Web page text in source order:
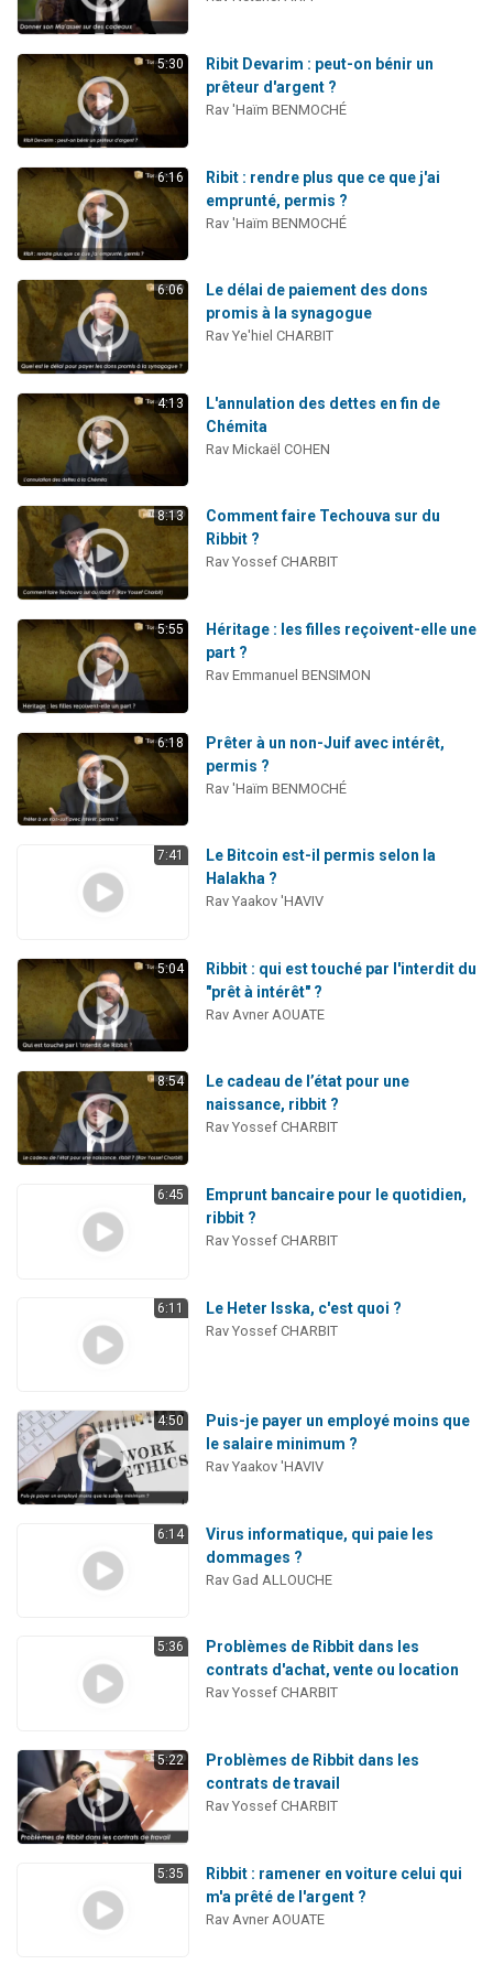
Dovan vient de donner son Maasser
Malgorzata vient de donner son Maasser
5:30
Ribit Devarim : peut-on bénir un
prêteur d'argent ?
Rav 'Haïm BENMOCHÉ
6:16
Ribit : rendre plus que ce que j'ai
emprunté, permis ?
Rav 'Haïm BENMOCHÉ
6:06
Le délai de paiement des dons
promis à la synagogue
Rav Ye'hiel CHARBIT
4:13
L'annulation des dettes en fin de
Chémita
Rav Mickaël COHEN
8:13
Comment faire Techouva sur du
Ribbit ?
Rav Yossef CHARBIT
5:55
Héritage : les filles reçoivent-elle une
part ?
Rav Emmanuel BENSIMON
6:18
Prêter à un non-Juif avec intérêt,
permis ?
Rav 'Haïm BENMOCHÉ
7:41
Le Bitcoin est-il permis selon la
Halakha ?
Rav Yaakov 'HAVIV
5:04
Ribbit : qui est touché par l'interdit du
"prêt à intérêt" ?
Rav Avner AOUATE
8:54
Le cadeau de l’état pour une
naissance, ribbit ?
Rav Yossef CHARBIT
6:45
Emprunt bancaire pour le quotidien,
ribbit ?
Rav Yossef CHARBIT
6:11 Le Heter Isska, c'est quoi ?
Rav Yossef CHARBIT
4:50
Puis-je payer un employé moins que
le salaire minimum ?
Rav Yaakov 'HAVIV
6:14
Virus informatique, qui paie les
dommages ?
Rav Gad ALLOUCHE
5:36
Problèmes de Ribbit dans les
contrats d'achat, vente ou location
Rav Yossef CHARBIT
5:22
Problèmes de Ribbit dans les
contrats de travail
Rav Yossef CHARBIT
5:35
Ribbit : ramener en voiture celui qui
m'a prêté de l'argent ?
Rav Avner AOUATE